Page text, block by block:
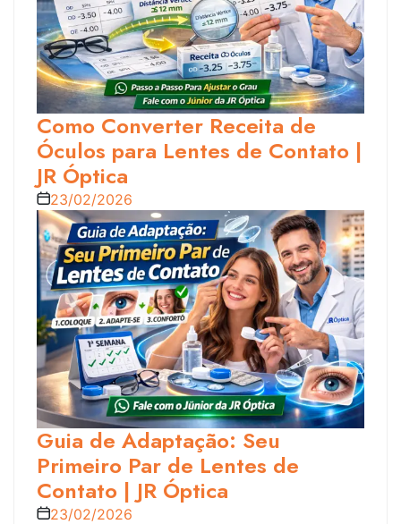
Como Converter Receita de
Óculos para Lentes de Contato |
JR Óptica
23/02/2026
Guia de Adaptação: Seu
Primeiro Par de Lentes de
Contato | JR Óptica
23/02/2026